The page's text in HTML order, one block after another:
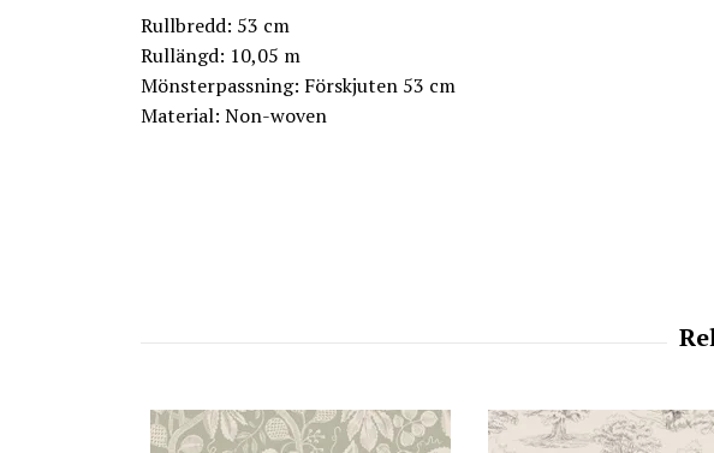
Rullbredd: 53 cm
Rullängd: 10,05 m
Mönsterpassning: Förskjuten 53 cm
Material: Non-woven